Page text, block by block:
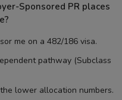
Sponsored PR places
me on a 482/186 visa.
pathway (Subclass
lower allocation numbers.